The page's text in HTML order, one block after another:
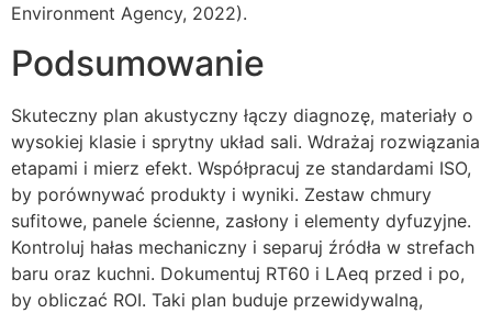
Environment Agency, 2022).
Podsumowanie
Skuteczny plan akustyczny łączy diagnozę, materiały o
wysokiej klasie i sprytny układ sali. Wdrażaj rozwiązania
etapami i mierz efekt. Współpracuj ze standardami ISO,
by porównywać produkty i wyniki. Zestaw chmury
sufitowe, panele ścienne, zasłony i elementy dyfuzyjne.
Kontroluj hałas mechaniczny i separuj źródła w strefach
baru oraz kuchni. Dokumentuj RT60 i LAeq przed i po,
by obliczać ROI. Taki plan buduje przewidywalną,